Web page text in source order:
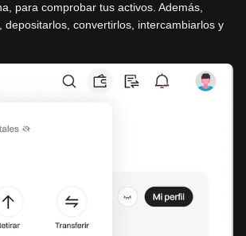
para comprobar tus activos. Además,
depositarlos, convertirlos, intercambiarlos y